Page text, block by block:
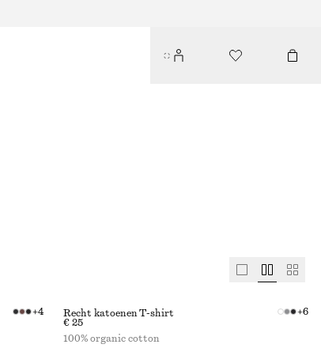
+4
Recht katoenen T-shirt
€ 25
+6
100% organic cotton